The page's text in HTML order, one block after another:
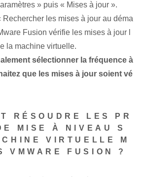
» puis « Mises à jour ».
les mises à jour au déma
Fusion vérifie les mises à jour l
la machine virtuelle.
sélectionner la fréquence à
que les mises à jour soient vé
RÉSOUDRE LES PR
MISE À NIVEAU S
VIRTUELLE M
VMWARE FUSION ?